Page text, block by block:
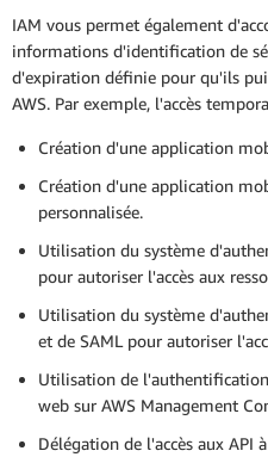
IAM vous permet également
informations d'identification de
d'expiration définie pour qu'ils
AWS. Par exemple, l'accès
Création d'une application
Création d'une application
personnalisée.
Utilisation du système
pour autoriser l'accès aux
Utilisation du système
et de SAML pour autoriser
Utilisation de
web sur AWS Management
Délégation de l'accès aux API